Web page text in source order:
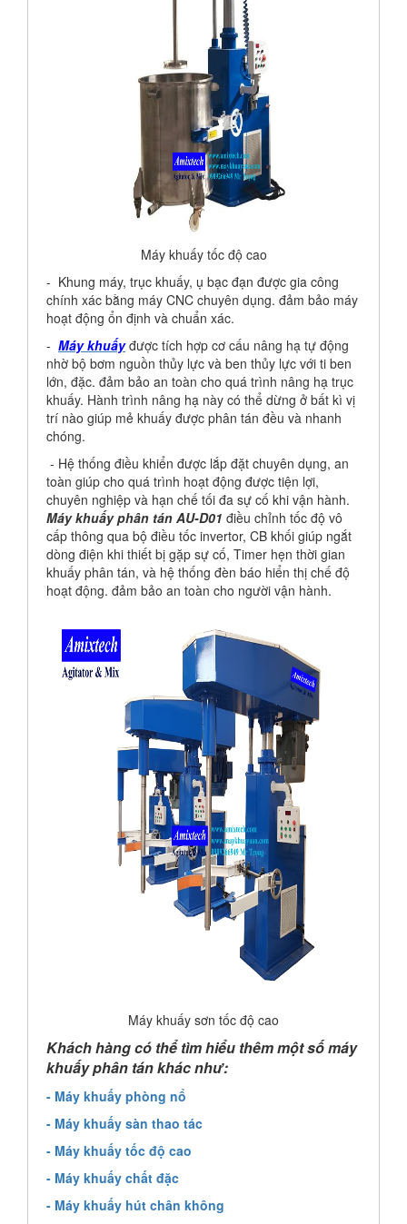
Máy khuấy tốc độ cao
- Khung máy, trục khuấy, ụ bạc đạn được gia công
chính xác bằng máy CNC chuyên dụng. đảm bảo máy
hoạt động ổn định và chuẩn xác.
- Máy khuấy được tích hợp cơ cấu nâng hạ tự động
nhờ bộ bơm nguồn thủy lực và ben thủy lực với ti ben
lớn, đặc. đảm bảo an toàn cho quá trình nâng hạ trục
khuấy. Hành trình nâng hạ này có thể dừng ở bất kì vị
trí nào giúp mẻ khuấy được phân tán đều và nhanh
chóng.
- Hệ thống điều khiển được lắp đặt chuyên dụng, an
toàn giúp cho quá trình hoạt động được tiện lợi,
chuyên nghiệp và hạn chế tối đa sự cố khi vận hành.
Máy khuấy phân tán AU-D01 điều chỉnh tốc độ vô
cấp thông qua bộ điều tốc invertor, CB khối giúp ngắt
dòng điện khi thiết bị gặp sự cố, Timer hẹn thời gian
khuấy phân tán, và hệ thống đèn báo hiển thị chế độ
hoạt động. đảm bảo an toàn cho người vận hành.
Máy khuấy sơn tốc độ cao
Khách hàng có thể tìm hiểu thêm một số máy
khuấy phân tán khác như:
- Máy khuấy phòng nổ
- Máy khuấy sàn thao tác
- Máy khuấy tốc độ cao
- Máy khuấy chất đặc
- Máy khuấy hút chân không